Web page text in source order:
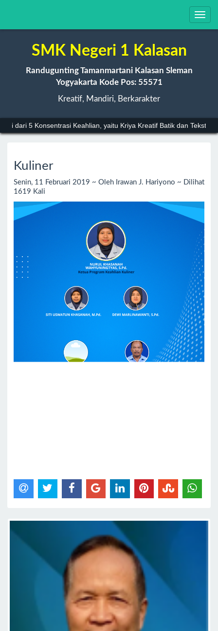
SMK Negeri 1 Kalasan
Randugunting Tamanmartani Kalasan Sleman
Yogyakarta Kode Pos: 55571
Kreatif, Mandiri, Berkarakter
5 Konsentrasi Keahlian, yaitu Kriya Kreatif Batik dan Tekstil, Kriya
Kuliner
Senin, 11 Februari 2019 ~ Oleh Irawan J. Hariyono ~ Dilihat
1619 Kali